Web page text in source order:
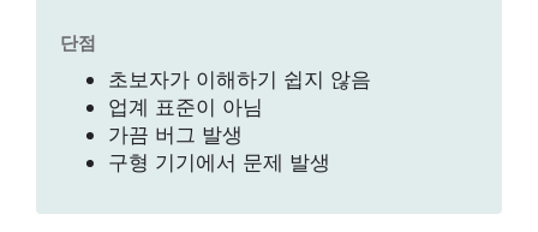
단점
초보자가 이해하기 쉽지 않음
업계 표준이 아님
가끔 버그 발생
구형 기기에서 문제 발생